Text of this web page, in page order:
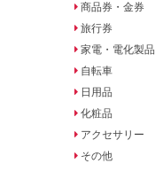
商品券・金券
旅行券
家電・電化製品
自転車
日用品
化粧品
アクセサリー
その他